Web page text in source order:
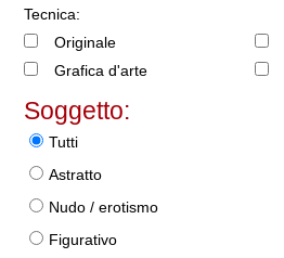
Tecnica:
Originale
Grafica d'arte
Soggetto:
Tutti
Astratto
Nudo / erotismo
Figurativo